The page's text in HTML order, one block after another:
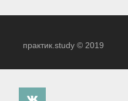
практик.study © 2019